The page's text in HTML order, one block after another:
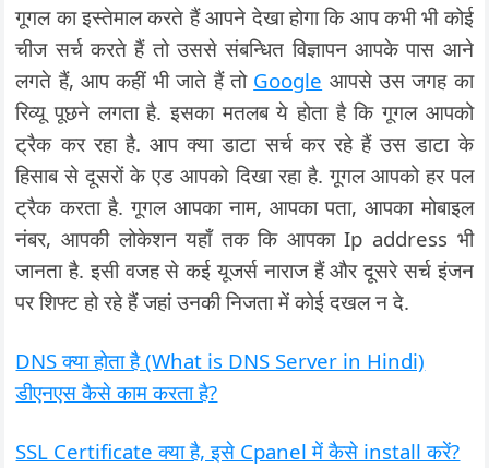
गूगल का इस्तेमाल करते हैं आपने देखा होगा कि आप कभी भी कोई
चीज सर्च करते हैं तो उससे संबन्धित विज्ञापन आपके पास आने
लगते हैं, आप कहीं भी जाते हैं तो Google आपसे उस जगह का
रिव्यू पूछने लगता है. इसका मतलब ये होता है कि गूगल आपको
ट्रैक कर रहा है. आप क्या डाटा सर्च कर रहे हैं उस डाटा के
हिसाब से दूसरों के एड आपको दिखा रहा है. गूगल आपको हर पल
ट्रैक करता है. गूगल आपका नाम, आपका पता, आपका मोबाइल
नंबर, आपकी लोकेशन यहाँ तक कि आपका Ip address भी
जानता है. इसी वजह से कई यूजर्स नाराज हैं और दूसरे सर्च इंजन
पर शिफ्ट हो रहे हैं जहां उनकी निजता में कोई दखल न दे.
DNS क्या होता है (What is DNS Server in Hindi)
डीएनएस कैसे काम करता है?
SSL Certificate क्या है, इसे Cpanel में कैसे install करें?